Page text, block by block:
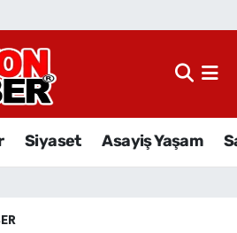
Siyaset Asayiş Yaşam